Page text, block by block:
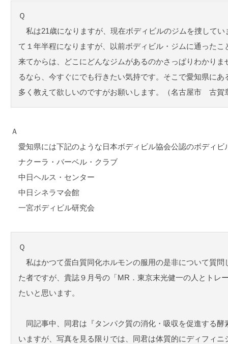
Ｑ
私は21歳になりますが、現在ボディビルのジムを捜して
て１年半程になりますが、以前ボディビル・ジムに通った
来てからは、どこにどんなジムがあるのかさっぱりわかり
るなら、今すぐにでも行きたい気持です。そこで愛知県に
多く教えて欲しいのですがお願いします。（名古屋市 古賀
Ａ
愛知県には下記のような日本ボディビル協会公認のボディビ
ナクーラ・バーベル・クラブ
中日ヘルス・センター
中日シネラマ会館
一宮ボディビル研究会
Ｑ
私はかつて蛋白質同化ホルモンの服用の是非について質問
た者ですが、貴誌９月号の「MR．東京末光健一の人とトレ
たいと思います。
同記事中、同君は『タンパク質の消化・吸収を促進する酵
いますが、写真を見る限りでは、同君は体質的にディフィ